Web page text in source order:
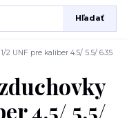
Hľadať
2 UNF pre kaliber 4.5/ 5.5/ 6.35
4.5/ 5.5/